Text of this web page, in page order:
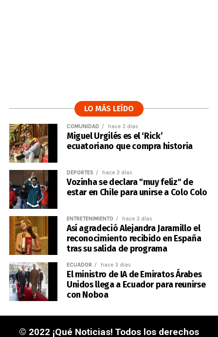
LO MÁS LEÍDO
COMUNIDAD hace 3 días
Miguel Urgilés es el ‘Rick’
ecuatoriano que compra historia
DEPORTES hace 3 días
Vozinha se declara "muy feliz" de
estar en Chile para unirse a Colo Colo
ENTRETENIMIENTO hace 3 días
Así agradeció Alejandra Jaramillo el
reconocimiento recibido en España
tras su salida de programa
ECUADOR hace 3 días
El ministro de IA de Emiratos Árabes
Unidos llega a Ecuador para reunirse
con Noboa
© 2022 ¡Qué Noticias! Todos los derechos